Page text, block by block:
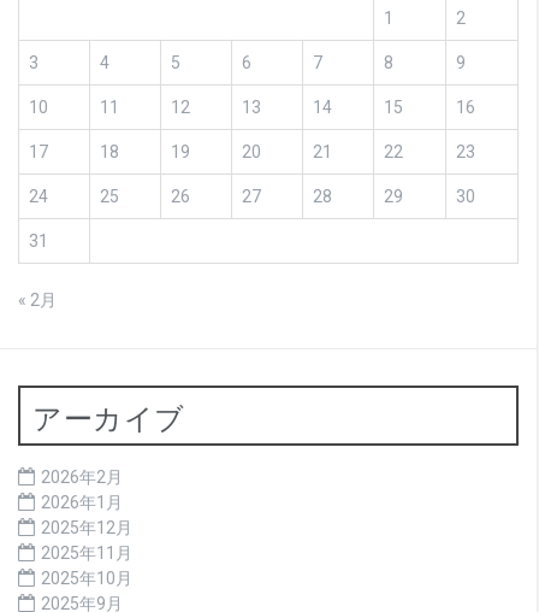
1 2
3 4 5 6 7 8 9
10 11 12 13 14 15 16
17 18 19 20 21 22 23
24 25 26 27 28 29 30
31
« 2月
アーカイブ
2026年2月
2026年1月
2025年12月
2025年11月
2025年10月
2025年9月